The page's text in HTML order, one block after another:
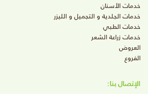
خدمات الأسنان
خدمات الجلدية و التجميل و الليزر
خدمات الطبي
خدمات زراعة الشعر
العروض
الفروع
الإتصال بنا: